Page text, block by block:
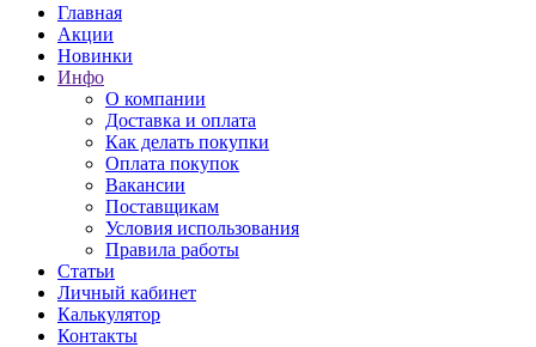
Главная
Акции
Новинки
Инфо
О компании
Доставка и оплата
Как делать покупки
Оплата покупок
Вакансии
Поставщикам
Условия использования
Правила работы
Статьи
Личный кабинет
Калькулятор
Контакты